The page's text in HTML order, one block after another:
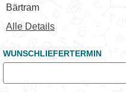
Bärtram
Alle Details
WUNSCHLIEFERTERMIN